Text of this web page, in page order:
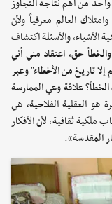
من أهم نتاجه التجاوز
العالم معرفياً ولأن
الأشياء، والأسئلة اكتشاف
حق، اعتقاد مني أني
تاريخ من الأخطاء" وعبر
علاقة وعي الممارسة
هو العقلية الفلاحية، هي
ثقافية، لأن الأفكار
المقدسة».